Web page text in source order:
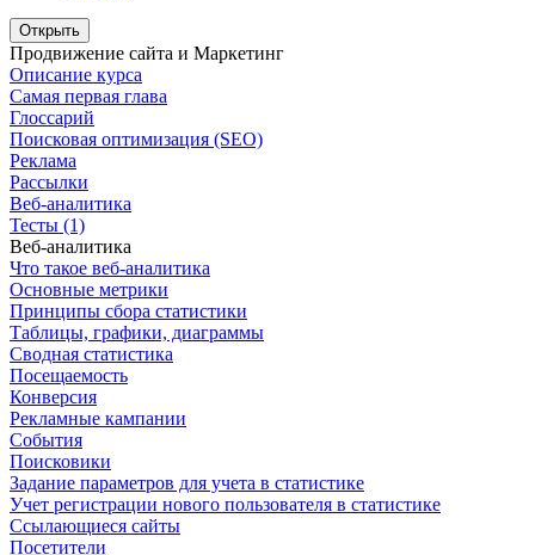
Открыть
Продвижение сайта и Маркетинг
Описание курса
Самая первая глава
Глоссарий
Поисковая оптимизация (SEO)
Реклама
Рассылки
Веб-аналитика
Тесты (1)
Веб-аналитика
Что такое веб-аналитика
Основные метрики
Принципы сбора статистики
Таблицы, графики, диаграммы
Сводная статистика
Посещаемость
Конверсия
Рекламные кампании
События
Поисковики
Задание параметров для учета в статистике
Учет регистрации нового пользователя в статистике
Ссылающиеся сайты
Посетители